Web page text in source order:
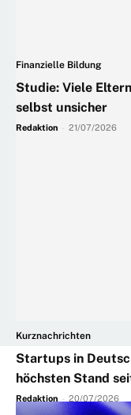
Finanzielle Bildung
Studie: Viele
selbst unsicher
Redaktion 21/07/2026
Kurznachrichten
Startups in
höchsten Stand
Redaktion - 20/07/2026